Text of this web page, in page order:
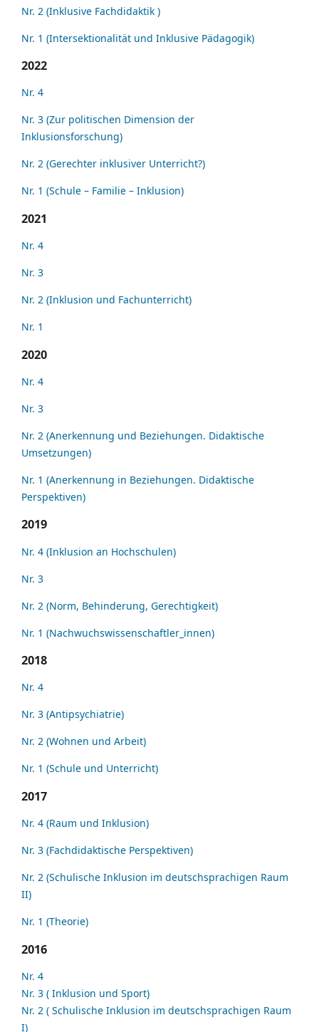
Nr. 2 (Inklusive Fachdidaktik )
Nr. 1 (Intersektionalität und Inklusive Pädagogik)
2022
Nr. 4
Nr. 3 (Zur politischen Dimension der
Inklusionsforschung)
Nr. 2 (Gerechter inklusiver Unterricht?)
Nr. 1 (Schule – Familie – Inklusion)
2021
Nr. 4
Nr. 3
Nr. 2 (Inklusion und Fachunterricht)
Nr. 1
2020
Nr. 4
Nr. 3
Nr. 2 (Anerkennung und Beziehungen. Didaktische
Umsetzungen)
Nr. 1 (Anerkennung in Beziehungen. Didaktische
Perspektiven)
2019
Nr. 4 (Inklusion an Hochschulen)
Nr. 3
Nr. 2 (Norm, Behinderung, Gerechtigkeit)
Nr. 1 (Nachwuchswissenschaftler_innen)
2018
Nr. 4
Nr. 3 (Antipsychiatrie)
Nr. 2 (Wohnen und Arbeit)
Nr. 1 (Schule und Unterricht)
2017
Nr. 4 (Raum und Inklusion)
Nr. 3 (Fachdidaktische Perspektiven)
Nr. 2 (Schulische Inklusion im deutschsprachigen Raum
II)
Nr. 1 (Theorie)
2016
Nr. 4
Nr. 3 ( Inklusion und Sport)
Nr. 2 ( Schulische Inklusion im deutschsprachigen Raum
I)